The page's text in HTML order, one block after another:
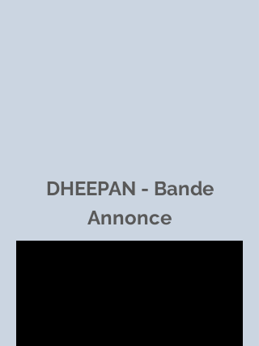
DHEEPAN - Bande
Annonce